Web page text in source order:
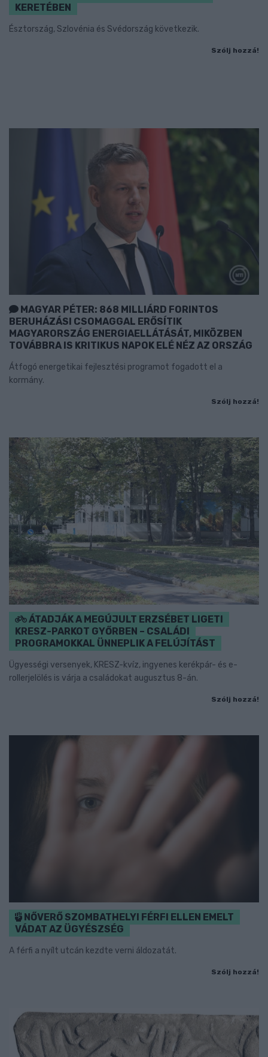
KERETÉBEN
Észtország, Szlovénia és Svédország következik.
Szólj hozzá!
MAGYAR PÉTER: 868 MILLIÁRD FORINTOS
BERUHÁZÁSI CSOMAGGAL ERŐSÍTIK
MAGYARORSZÁG ENERGIAELLÁTÁSÁT, MIKÖZBEN
TOVÁBBRA IS KRITIKUS NAPOK ELÉ NÉZ AZ ORSZÁG
Átfogó energetikai fejlesztési programot fogadott el a
kormány.
Szólj hozzá!
ÁTADJÁK A MEGÚJULT ERZSÉBET LIGETI
KRESZ-PARKOT GYŐRBEN – CSALÁDI
PROGRAMOKKAL ÜNNEPLIK A FELÚJÍTÁST
Ügyességi versenyek, KRESZ-kvíz, ingyenes kerékpár- és e-
rollerjelölés is várja a családokat augusztus 8-án.
Szólj hozzá!
NŐVERŐ SZOMBATHELYI FÉRFI ELLEN EMELT
VÁDAT AZ ÜGYÉSZSÉG
A férfi a nyílt utcán kezdte verni áldozatát.
Szólj hozzá!